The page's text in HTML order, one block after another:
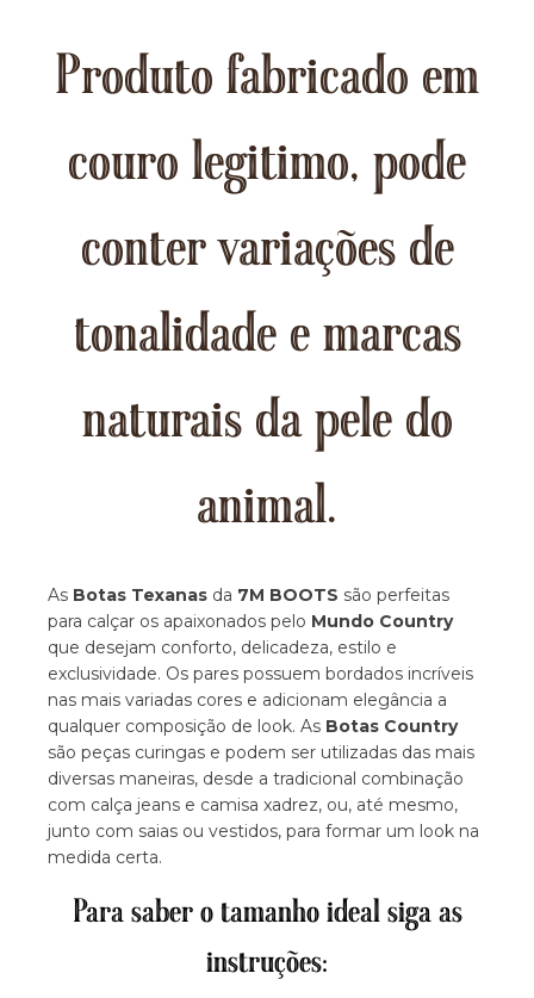
Produto fabricado em
couro legitimo, pode
conter variações de
tonalidade e marcas
naturais da pele do
animal.
As Botas Texanas da 7M BOOTS são perfeitas
para calçar os apaixonados pelo Mundo Country
que desejam conforto, delicadeza, estilo e
exclusividade. Os pares possuem bordados incríveis
nas mais variadas cores e adicionam elegância a
qualquer composição de look. As Botas Country
são peças curingas e podem ser utilizadas das mais
diversas maneiras, desde a tradicional combinação
com calça jeans e camisa xadrez, ou, até mesmo,
junto com saias ou vestidos, para formar um look na
medida certa.
Para saber o tamanho ideal siga as
instruções: